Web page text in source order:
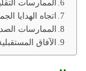
الممارسات
اتجاه الهدايا
الممارسات
الآفاق